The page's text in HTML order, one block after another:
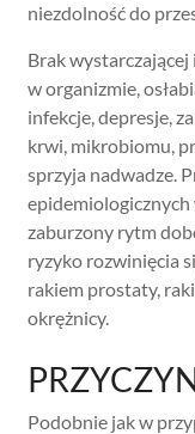
niezdolność do
Brak
w organizmie,
infekcje, depresje,
krwi, mikrobiomu,
sprzyja nadwadze.
epidemiologicznych
zaburzony rytm
ryzyko rozwinięcia
rakiem prostaty,
okrężnicy.
Podobnie jak w